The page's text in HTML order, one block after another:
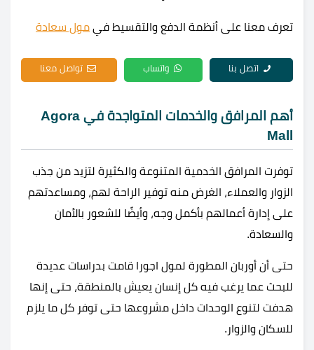
تعرف معنا على أنظمة الدفع والتقسيط في مول سعادة
اتصل بنا واتساب تواصل معنا
أهم المرافق والخدمات المتواجدة في Agora
Mall
توفرت المرافق الخدمية المتنوعة والكثيرة لتزيد من جذب
الزوار والعملاء، الغرض منه توفير الراحة لهم، ومساعدتهم
على إدارة أعمالهم بأكمل وجه، وأيضًا للشعور بالأمان
والسعادة.
حتى أن أوربان المطورة لمول اجورا قامت بدراسات عديدة
للبحث عما يرغب فيه كل إنسان يعيش بالمنطقة، حتى إنها
هدفت لتنوع الوحدات داخل مشروعها حتى توفر كل ما يلزم
للسكان والزوار.